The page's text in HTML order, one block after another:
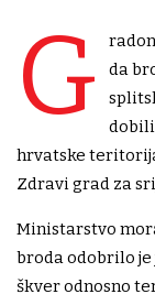
G
da
dobili
hrvatske
Zdravi grad za
Ministarstvo
broda odobrilo je
škver odnosno